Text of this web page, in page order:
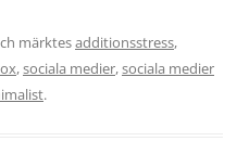
märktesadditionsstress,
,sociala medier,sociala medier
.